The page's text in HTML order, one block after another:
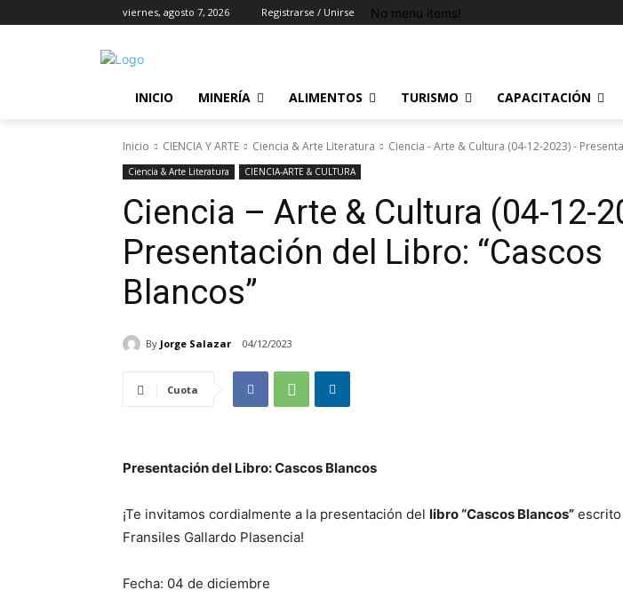
viernes, agosto 7, 2026 Registrarse / Unirse No menu items!
INICIO MINERÍA ALIMENTOS TURISMO CAPACITACIÓN
Inicio CIENCIA Y ARTE Ciencia & Arte Literatura Ciencia - Arte & Cultura (04-12-2023) -
Ciencia & Arte Literatura CIENCIA-ARTE & CULTURA
Ciencia – Arte & Cultura (04-12-
Presentación del Libro: “Cascos
Blancos”
By Jorge Salazar 04/12/2023
Cuota
Presentación del Libro: Cascos Blancos
¡Te invitamos cordialmente a la presentación del libro “Cascos Blancos” escrito
Fransiles Gallardo Plasencia!
Fecha: 04 de diciembre